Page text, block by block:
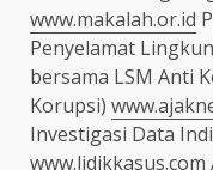
www.makalah.or.id
Penyelamat
bersama LSM Anti
Korupsi)
Investigasi Data
www.lidikkasus.com